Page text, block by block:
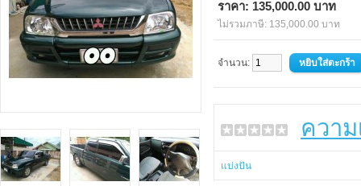
ราคา: 135,000.00 บาท
ไม่รวมภาษี: 135,000.00 บาท
จำนวน:
ควา
แบ่งปัน